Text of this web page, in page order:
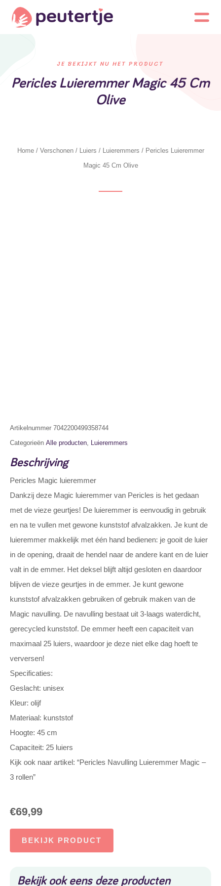
JE BEKIJKT NU HET PRODUCT
Pericles Luieremmer Magic 45 Cm
Olive
Home/ Verschonen/ Luiers / Luieremmers / Pericles Luieremmer
Magic 45 Cm Olive
Artikelnummer 7042200499358744
Categorieën Alle producten, Luieremmers
Beschrijving
Pericles Magic luieremmer
Dankzij deze Magic luieremmer van Pericles is het gedaan
met de vieze geurtjes! De luieremmer is eenvoudig in gebruik
en na te vullen met gewone kunststof afvalzakken. Je kunt de
luieremmer makkelijk met één hand bedienen: je gooit de luier
in de opening, draait de hendel naar de andere kant en de luier
valt in de emmer. Het deksel blijft altijd gesloten en daardoor
blijven de vieze geurtjes in de emmer. Je kunt gewone
kunststof afvalzakken gebruiken of gebruik maken van de
Magic navulling. De navulling bestaat uit 3-laags waterdicht,
gerecycled kunststof. De emmer heeft een capaciteit van
maximaal 25 luiers, waardoor je deze niet elke dag hoeft te
verversen!
Specificaties:
Geslacht: unisex
Kleur: olijf
Materiaal: kunststof
Hoogte: 45 cm
Capaciteit: 25 luiers
Kijk ook naar artikel: “Pericles Navulling Luieremmer Magic –
3 rollen”
€69,99
BEKIJK PRODUCT
Bekijk ook eens deze producten